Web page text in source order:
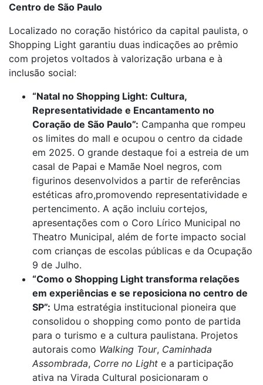
Centro de São Paulo
Localizado no coração histórico da capital paulista, o
Shopping Light garantiu duas indicações ao prêmio
com projetos voltados à valorização urbana e à
inclusão social:
“Natal no Shopping Light: Cultura,
Representatividade e Encantamento no
Coração de São Paulo”: Campanha que rompeu
os limites do mall e ocupou o centro da cidade
em 2025. O grande destaque foi a estreia de um
casal de Papai e Mamãe Noel negros, com
figurinos desenvolvidos a partir de referências
estéticas afro,promovendo representatividade e
pertencimento. A ação incluiu cortejos,
apresentações com o Coro Lírico Municipal no
Theatro Municipal, além de forte impacto social
com crianças de escolas públicas e da Ocupação
9 de Julho.
“Como o Shopping Light transforma relações
em experiências e se reposiciona no centro de
SP”: Uma estratégia institucional pioneira que
consolidou o shopping como ponto de partida
para o turismo e a cultura paulistana. Projetos
autorais como Walking Tour, Caminhada
Assombrada, Corre no Light e a participação
ativa na Virada Cultural posicionaram o